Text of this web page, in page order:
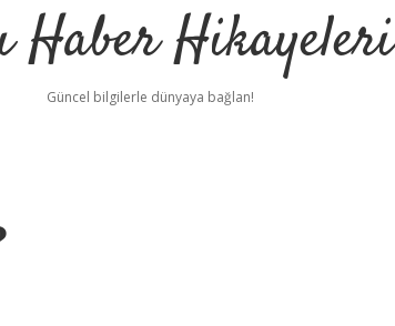
Haber Hikayeleri
Güncel bilgilerle dünyaya bağlan!